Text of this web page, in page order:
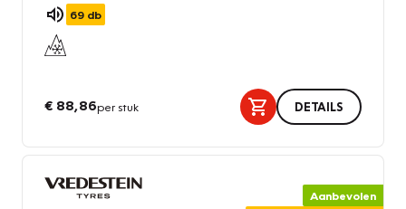
69 db
€ 88,86per stuk DETAILS
Aanbevolen